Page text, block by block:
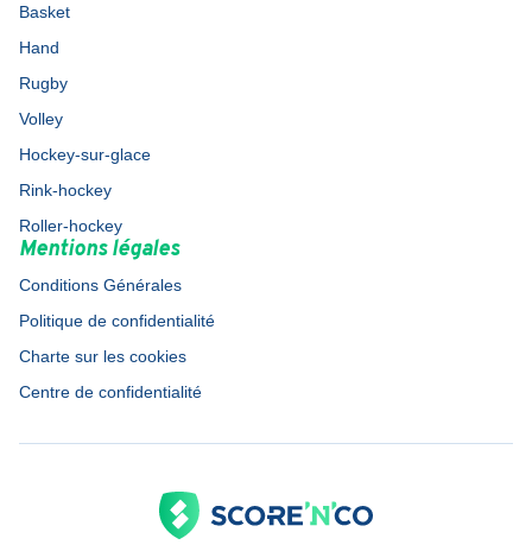
Basket
Hand
Rugby
Volley
Hockey-sur-glace
Rink-hockey
Roller-hockey
Mentions légales
Conditions Générales
Politique de confidentialité
Charte sur les cookies
Centre de confidentialité